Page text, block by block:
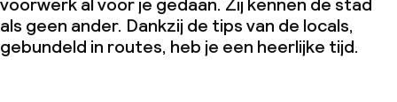
als geen ander. Dankzij de tips van de locals,
gebundeld in routes, heb je een heerlijke tijd.